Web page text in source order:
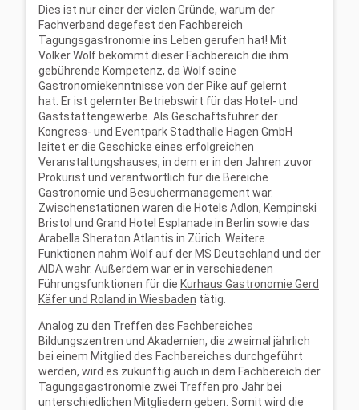
Dies ist nur einer der vielen Gründe, warum der
Fachverband degefest den Fachbereich
Tagungsgastronomie ins Leben gerufen hat! Mit
Volker Wolf bekommt dieser Fachbereich die ihm
gebührende Kompetenz, da Wolf seine
Gastronomiekenntnisse von der Pike auf gelernt
hat. Er ist gelernter Betriebswirt für das Hotel- und
Gaststättengewerbe. Als Geschäftsführer der
Kongress- und Eventpark Stadthalle Hagen GmbH
leitet er die Geschicke eines erfolgreichen
Veranstaltungshauses, in dem er in den Jahren zuvor
Prokurist und verantwortlich für die Bereiche
Gastronomie und Besuchermanagement war.
Zwischenstationen waren die Hotels Adlon, Kempinski
Bristol und Grand Hotel Esplanade in Berlin sowie das
Arabella Sheraton Atlantis in Zürich. Weitere
Funktionen nahm Wolf auf der MS Deutschland und der
AIDA wahr. Außerdem war er in verschiedenen
Führungsfunktionen für die Kurhaus Gastronomie Gerd
Käfer und Roland in Wiesbaden tätig.
Analog zu den Treffen des Fachbereiches
Bildungszentren und Akademien, die zweimal jährlich
bei einem Mitglied des Fachbereiches durchgeführt
werden, wird es zukünftig auch in dem Fachbereich der
Tagungsgastronomie zwei Treffen pro Jahr bei
unterschiedlichen Mitgliedern geben. Somit wird die